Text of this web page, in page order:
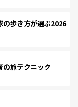
の歩き方が選ぶ2026
の旅テクニック